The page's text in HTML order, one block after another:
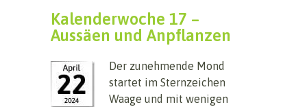
Kalenderwoche 17 –
Aussäen und Anpflanzen
Der zunehmende Mond
startet im Sternzeichen
Waage und mit wenigen